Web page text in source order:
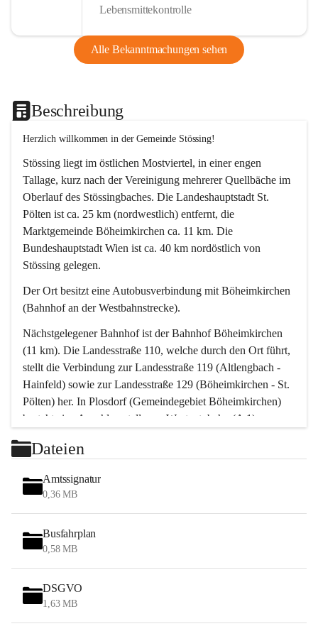
Lebensmittekontrolle
Alle Bekanntmachungen sehen
Beschreibung
Herzlich willkommen in der Gemeinde Stössing!
Stössing liegt im östlichen Mostviertel, in einer engen
Tallage, kurz nach der Vereinigung mehrerer Quellbäche im
Oberlauf des Stössingbaches. Die Landeshauptstadt St.
Pölten ist ca. 25 km (nordwestlich) entfernt, die
Marktgemeinde Böheimkirchen ca. 11 km. Die
Bundeshauptstadt Wien ist ca. 40 km nordöstlich von
Stössing gelegen.
Der Ort besitzt eine Autobusverbindung mit Böheimkirchen
(Bahnhof an der Westbahnstrecke).
Nächstgelegener Bahnhof ist der Bahnhof Böheimkirchen
(11 km). Die Landesstraße 110, welche durch den Ort führt,
stellt die Verbindung zur Landesstraße 119 (Altlengbach -
Hainfeld) sowie zur Landesstraße 129 (Böheimkirchen - St.
Pölten) her. In Plosdorf (Gemeindegebiet Böheimkirchen)
besteht eine Anschlussstelle zur Westautobahn (A 1).
Wien erreicht man in ca. 45 Minuten.
Stössing zählt noch zum Naherholungsraum Wien sowie
zum Naherholungsraum St. Pölten. Viele Bauernhöfe hatten
„ihre Wiener“. Seit 1960 bauten viele Wiener
Wochenendhäuser im Gemeindegebiet. Wegen des
waldreichen Jagdgebietes haben viele Jagdpächter ihre
Das Wandern ist aus touristischer Sicht die bedeutendste
Tätigkeit. Das hügelige Gebiet mit Wanderwegen durch
Wiesen, Wälder und Obstkulturen lädt dazu ein. Gefördert
Dateien
Amtssignatur
0,36 MB
Busfahrplan
0,58 MB
DSGVO
1,63 MB